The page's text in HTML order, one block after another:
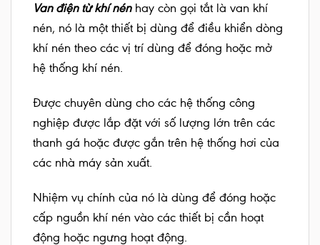
Van điện từ khí nénhay còn gọi tắt là van khí
nén, nó là một thiết bị dùng để điều khiển dòng
khí nén theo các vị trí dùng để đóng hoặc mở
hệ thống khí nén.
Được chuyên dùng cho các hệ thống công
nghiệp được lắp đặt với số lượng lớn trên các
thanh gá hoặc được gắn trên hệ thống hơi của
các nhà máy sản xuất.
Nhiệm vụ chính của nó là dùng để đóng hoặc
cấp nguồn khí nén vào các thiết bị cần hoạt
động hoặc ngưng hoạt động.